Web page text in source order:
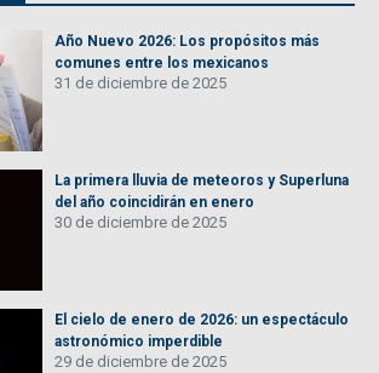
Año Nuevo 2026: Los propósitos más
comunes entre los mexicanos
31 de diciembre de 2025
La primera lluvia de meteoros y Superluna
del año coincidirán en enero
30 de diciembre de 2025
El cielo de enero de 2026: un espectáculo
astronómico imperdible
29 de diciembre de 2025